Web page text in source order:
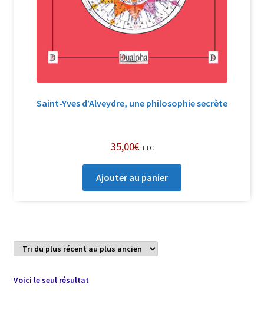
Suivi de la Commande
Saint-Yves d’Alveydre, une philosophie secrète
35,00€ TTC
Ajouter au panier
Voici le seul résultat